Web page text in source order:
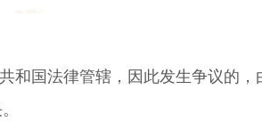
和国法律管辖，因此发生争议的